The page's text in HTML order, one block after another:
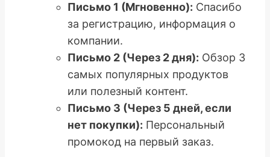
Письмо 1 (Мгновенно): Спасибо
за регистрацию, информация о
компании.
Письмо 2 (Через 2 дня): Обзор 3
самых популярных продуктов
или полезный контент.
Письмо 3 (Через 5 дней, если
нет покупки): Персональный
промокод на первый заказ.